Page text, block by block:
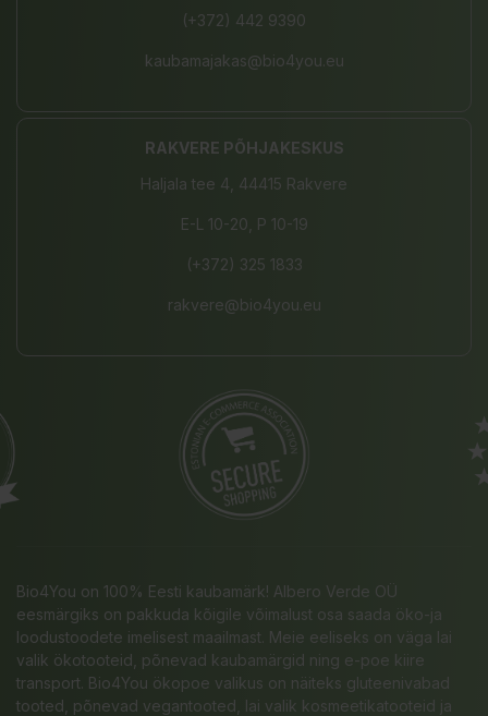
(+372) 442 9390
kaubamajakas@bio4you.eu
RAKVERE PÕHJAKESKUS
Haljala tee 4, 44415 Rakvere
E-L 10-20, P 10-19
(+372) 325 1833
rakvere@bio4you.eu
Bio4You on 100% Eesti kaubamärk! Albero Verde OÜ
eesmärgiks on pakkuda kõigile võimalust osa saada öko-ja
loodustoodete imelisest maailmast. Meie eeliseks on väga lai
valik ökotooteid, põnevad kaubamärgid ning e-poe kiire
transport. Bio4You ökopoe valikus on näiteks gluteenivabad
tooted, põnevad vegantooted, lai valik kosmeetikatooteid ja